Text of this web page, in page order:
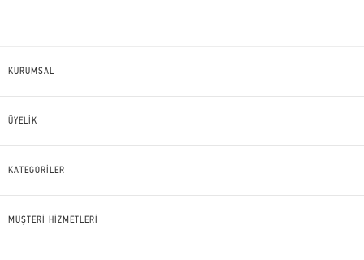
KURUMSAL
ÜYELİK
KATEGORİLER
MÜŞTERİ HİZMETLERİ